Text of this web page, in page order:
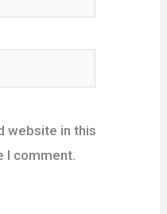
website in this
I comment.